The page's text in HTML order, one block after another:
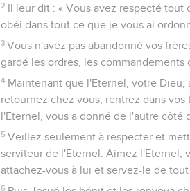
2 Il leur dit : « Vous avez respecté tout
obéi dans tout ce que je vous ai
3 Vous n'avez pas abandonné vos
gardé les ordres, les commandements
4 Maintenant que l'Eternel, votre Dieu,
retournez chez vous, rentrez dans
l'Eternel, vous a donné de l'autre côté
5 Veillez seulement à respecter et
serviteur de l'Eternel. Aimez l'Eternel,
attachez-vous à lui et servez-le de
6